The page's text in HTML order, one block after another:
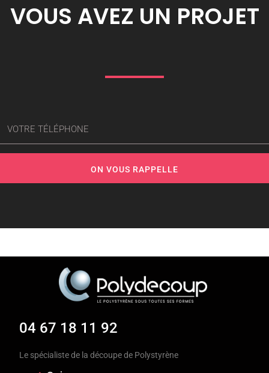
VOUS AVEZ UN PROJET
04 67 18 11 92
Le spécialiste de la découpe de Polystyrène